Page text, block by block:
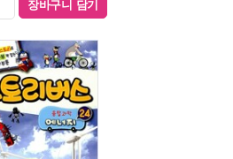
장바구니 담기